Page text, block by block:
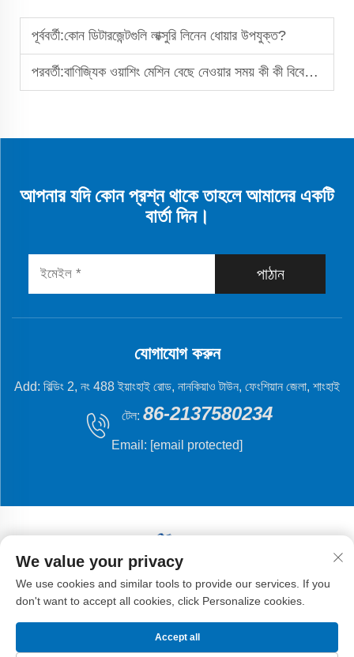
পূর্ববর্তী:কোন ডিটারজেন্টগুলি লাক্সুরি লিনেন ধোয়ার উপযুক্ত?
পরবর্তী:বাণিজ্যিক ওয়াশিং মেশিন বেছে নেওয়ার সময় কী কী বিবেচনা করা উচিত?
আপনার যদি কোন প্রশ্ন থাকে তাহলে আমাদের একটি
বার্তা দিন।
পাঠান
যোগাযোগ করুন
Add: বিল্ডিং 2, নং 488 ইয়াংহাই রোড, নানকিয়াও টাউন, ফেংশিয়ান জেলা, শাংহাই
টেল: 86-2137580234
Email: [email protected]
কপিরাইট © ২০২৪ শাংহাই ফ্লাইং ফিশ মেশিনারি ম্যানুফ্যাচুরিং কো.,
লিমিটেড।
We value your privacy
We use cookies and similar tools to provide our services. If you
don't want to accept all cookies, click Personalize cookies.
Accept all